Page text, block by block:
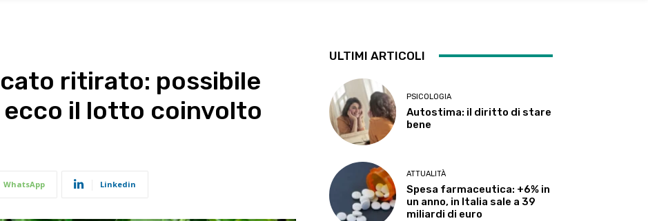
ritirato: possibile
il lotto coinvolto
WhatsApp Linkedin
ULTIMI ARTICOLI
PSICOLOGIA
Autostima: il diritto di stare
bene
ATTUALITÀ
Spesa farmaceutica: +6% in
un anno, in Italia sale a 39
miliardi di euro